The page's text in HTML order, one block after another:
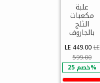
علبة
مكعبات
الثلج
بالجاروف
LE 449.00LE
599.00
خصم 25%